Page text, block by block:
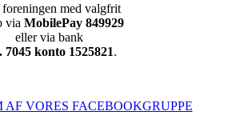
med valgfrit
via MobilePay 849929
eller via bank
7045 konto 1525821.
VORES FACEBOOKGRUPPE